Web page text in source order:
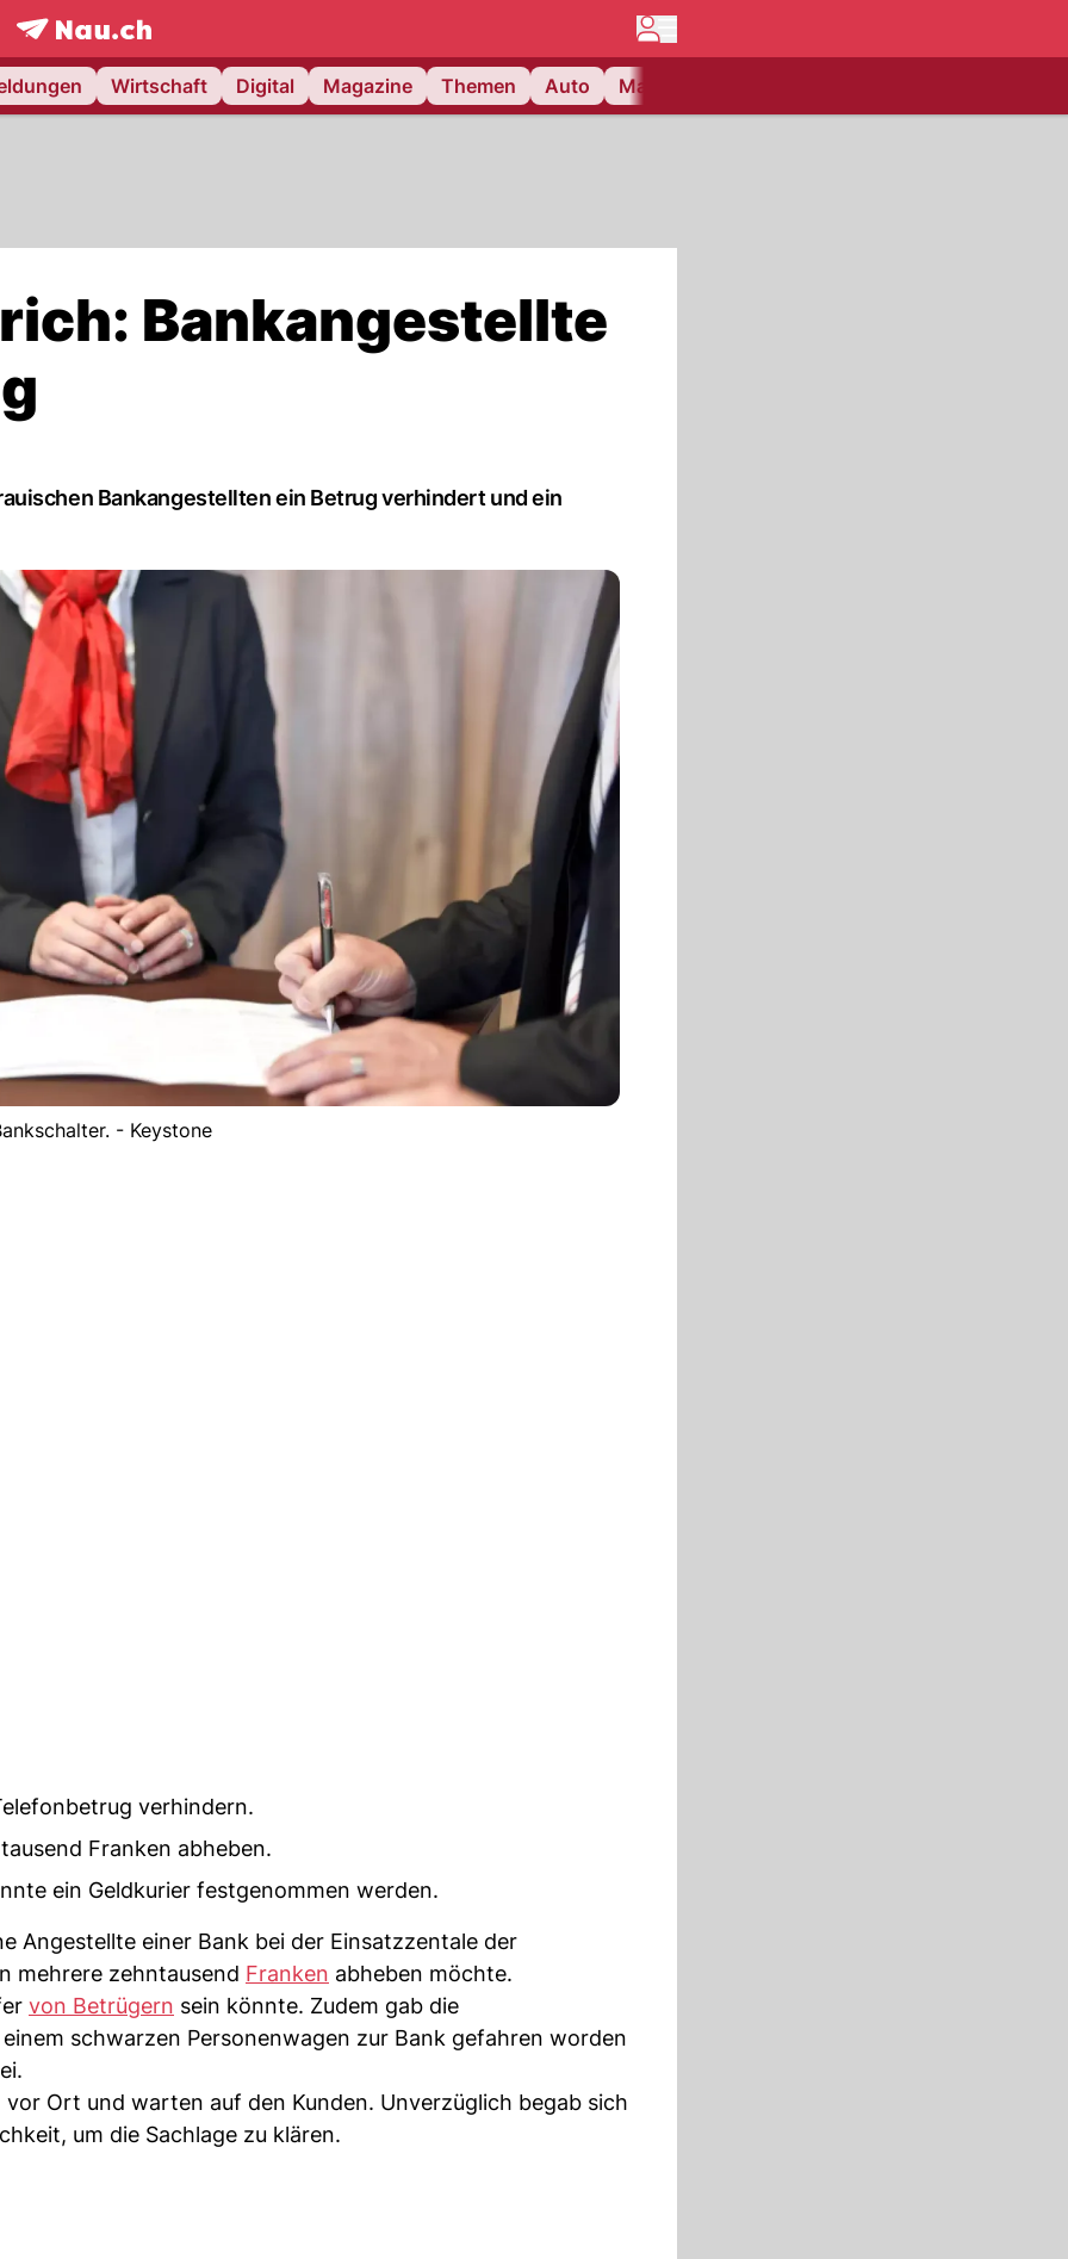
frontpage.NAU.ch
Wirtschaft Digital Magazine Themen Auto Matchcenter
Bankangestellte
Bankangestellten ein Betrug verhindert und ein
- Keystone
verhindern.
Franken abheben.
ein Geldkurier festgenommen werden.
Angestellte einer Bank bei der Einsatzzentale der
mehrere zehntausend Franken abheben möchte.
von Betrügern sein könnte. Zudem gab die
schwarzen Personenwagen zur Bank gefahren worden
Ort und warten auf den Kunden. Unverzüglich begab sich
um die Sachlage zu klären.